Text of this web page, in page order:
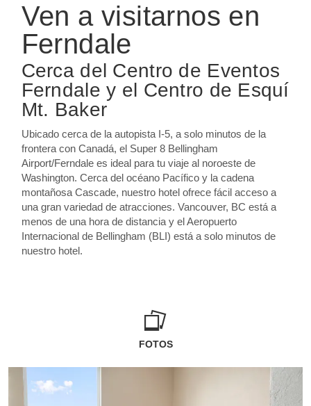
Ven a visitarnos en
Ferndale
Cerca del Centro de Eventos
Ferndale y el Centro de Esquí
Mt. Baker
Ubicado cerca de la autopista I-5, a solo minutos de la
frontera con Canadá, el Super 8 Bellingham
Airport/Ferndale es ideal para tu viaje al noroeste de
Washington. Cerca del océano Pacífico y la cadena
montañosa Cascade, nuestro hotel ofrece fácil acceso a
una gran variedad de atracciones. Vancouver, BC está a
menos de una hora de distancia y el Aeropuerto
Internacional de Bellingham (BLI) está a solo minutos de
nuestro hotel.
FOTOS